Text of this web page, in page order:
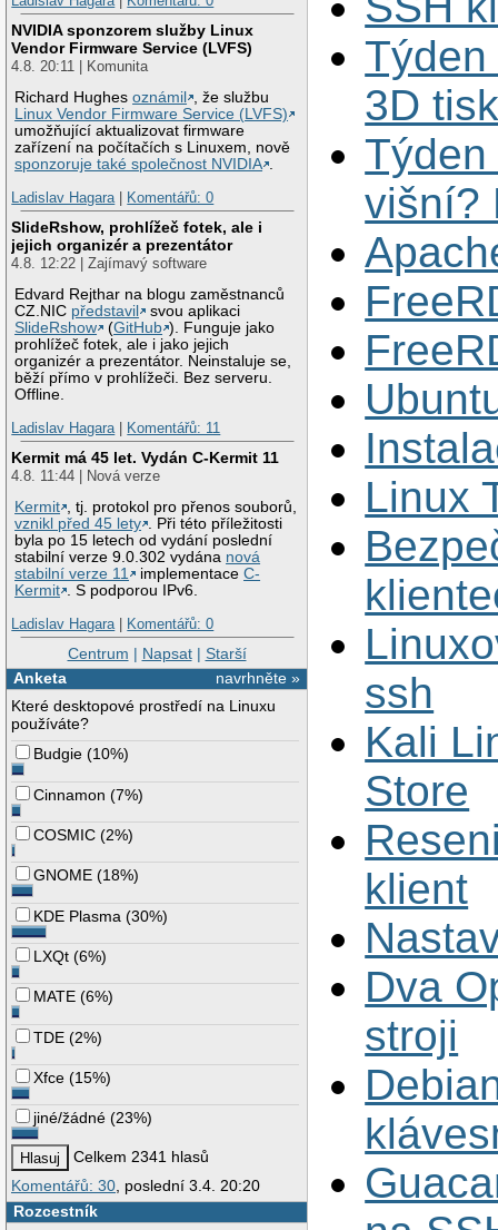
NVIDIA sponzorem služby Linux
Vendor Firmware Service (LVFS)
4.8. 20:11 | Komunita
Richard Hughesoznámil
, že službu
Linux Vendor Firmware Service (LVFS)
umožňující aktualizovat firmware
zařízení na počítačích s Linuxem, nově
sponzoruje také společnost NVIDIA .
Ladislav Hagara| Komentářů: 0
SlideRshow, prohlížeč fotek, ale i
jejich organizér a prezentátor
4.8. 12:22 | Zajímavý software
Edvard Rejthar na blogu zaměstnanců
CZ.NIC představil
svou aplikaci
SlideRshow
(GitHub ). Funguje jako
prohlížeč fotek, ale i jako jejich
organizér a prezentátor. Neinstaluje se,
běží přímo v prohlížeči. Bez serveru.
Offline.
Ladislav Hagara| Komentářů: 11
Kermit má 45 let. Vydán C-Kermit 11
4.8. 11:44 | Nová verze
Kermit , tj. protokol pro přenos souborů,
vznikl před 45 lety . Při této příležitosti
byla po 15 letech od vydání poslední
stabilní verze 9.0.302 vydána nová
stabilní verze 11
implementaceC-
Kermit . S podporou IPv6.
Ladislav Hagara| Komentářů: 0
Centrum | Napsat| Starší
navrhněte »
Anketa
Které desktopové prostředí na Linuxu
používáte?
Budgie (10%)
Cinnamon (7%)
COSMIC (2%)
GNOME (18%)
KDE Plasma (30%)
LXQt (6%)
MATE (6%)
TDE (2%)
Xfce (15%)
jiné/žádné (23%)
Celkem 2341 hlasů
Komentářů: 30 , poslední 3.4. 20:20
Rozcestník
3D
višní?
Linux
ssh
Kali
Store
klient
Dva
stroji